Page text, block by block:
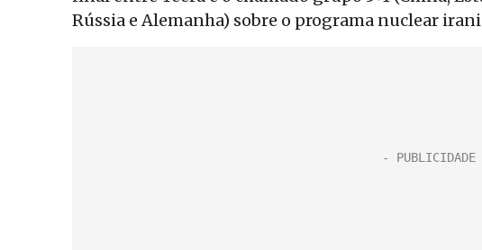
Rússia e Alemanha) sobre o programa nuclear